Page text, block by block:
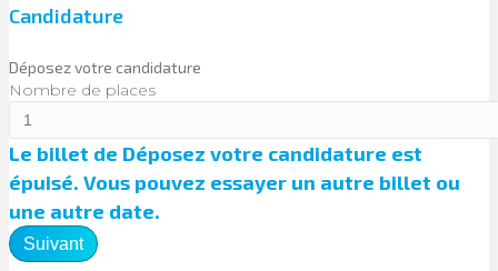
Candidature
Déposez votre candidature
Nombre de places
Le billet de Déposez votre candidature est
épuisé. Vous pouvez essayer un autre billet ou
une autre date.
Suivant